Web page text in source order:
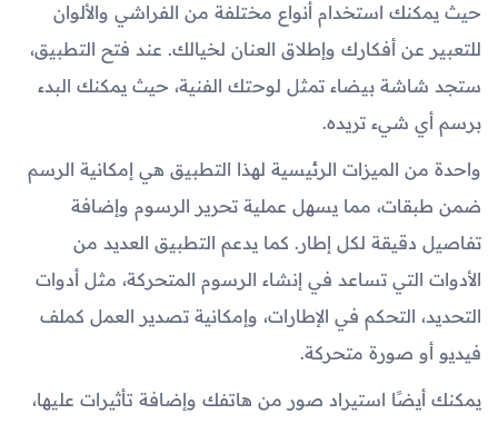
حيث يمكنك استخدام أنواع مختلفة من الفراشي والألوان
للتعبير عن أفكارك وإطلاق العنان لخيالك. عند فتح التطبيق،
ستجد شاشة بيضاء تمثل لوحتك الفنية، حيث يمكنك البدء
برسم أي شيء تريده.
واحدة من الميزات الرئيسية لهذا التطبيق هي إمكانية الرسم
ضمن طبقات، مما يسهل عملية تحرير الرسوم وإضافة
تفاصيل دقيقة لكل إطار. كما يدعم التطبيق العديد من
الأدوات التي تساعد في إنشاء الرسوم المتحركة، مثل أدوات
التحديد، التحكم في الإطارات، وإمكانية تصدير العمل كملف
فيديو أو صورة متحركة.
يمكنك أيضًا استيراد صور من هاتفك وإضافة تأثيرات عليها،